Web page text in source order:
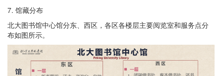
7. 馆藏分布
北大图书馆中心馆分东、西区，各区各楼层主要阅览室和服务点分
布如图所示。